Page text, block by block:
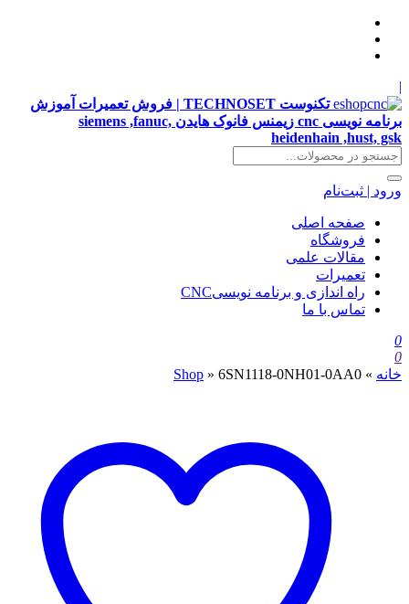
|
تکنوست TECHNOSET | فروش تعمیرات آموزش
برنامه نویسی cnc زیمنس فانوک هایدن siemens ,fanuc,
heidenhain ,hust, gsk
ورود | ثبت‌نام
صفحه اصلی
فروشگاه
مقالات علمی
تعمیرات
راه اندازی و برنامه نویسیCNC
تماس با ما
0
0
خانه »
Shop » 6SN1118-0NH01-0AA0